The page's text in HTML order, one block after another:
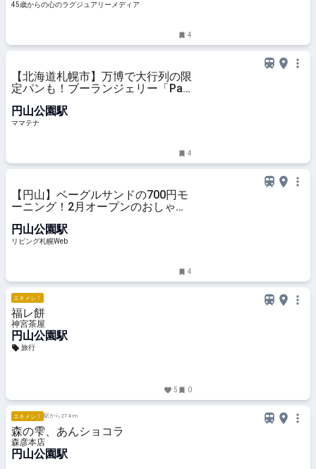
45歳からの心のラグジュアリーメディア
4
【北海道札幌市】万博で大行列の限
定パンも！ブーランジェリー「Pain
ママテナ
円山公園駅
ママテナ
4
【円山】ベーグルサンドの700円モ
ーニング！2月オープンのおしゃれ
円山公園駅
リビング札幌Web
4
エキメシ！
福レ餅
神宮茶屋
円山公園駅
旅行
5 0
エキメシ！ 駅から274 m
森の雫、あんショコラ
森彦本店
円山公園駅